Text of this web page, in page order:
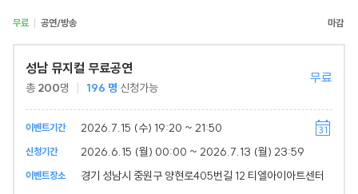
무료 공연/방송
성남 뮤지컬 무료공연
총 200명 196 명 신청가능
무료
이벤트기간 2026.7.15 (수) 19:20 ~ 21:50
신청기간 2026.6.15 (월) 00:00 ~ 2026.7.13 (월) 23:59
이벤트장소 경기 성남시 중원구 양현로405번길 12 티엘아이아트센터